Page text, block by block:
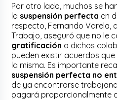
Por otro lado, muchos se
la suspensión perfecta en
respecto, Fernando Varela,
Trabajo, aseguró que no le
gratificación a dichos
pueden existir acuerdos
la misma. Es importante
suspensión perfecta no
de ya encontrarse
pagará proporcionalmente